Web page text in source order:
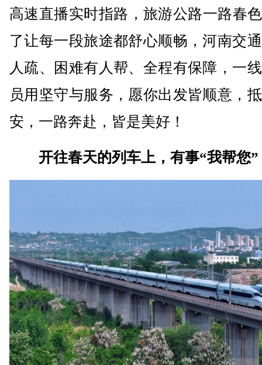
高速直播实时指路，旅游公路一路春
了让每一段旅途都舒心顺畅，河南交
人疏、困难有人帮、全程有保障，一
员用坚守与服务，愿你出发皆顺意，
安，一路奔赴，皆是美好！
开往春天的列车上，有事“我帮您”